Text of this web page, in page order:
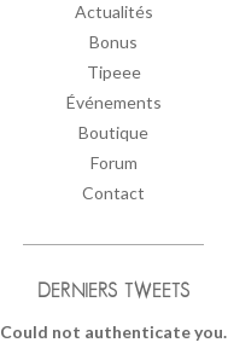
Actualités
Bonus
Tipeee
Événements
Boutique
Forum
Contact
DERNIERS TWEETS
Could not authenticate you.